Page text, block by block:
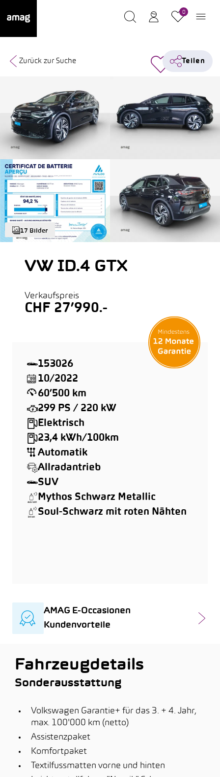
0
17 Bilder
Zurück zur Suche Teilen
VW ID.4 GTX
Verkaufspreis
CHF 27’990.-
153026
10/2022
60’500 km
299 PS / 220 kW
Elektrisch
23,4 kWh/100km
Automatik
Allradantrieb
SUV
Mythos Schwarz Metallic
Soul-Schwarz mit roten Nähten
AMAG E-Occasionen
Kundenvorteile
Fahrzeugdetails
Sonderausstattung
Volkswagen Garantie+ für das 3. + 4. Jahr,
max. 100'000 km (netto)
Assistenzpaket
Komfortpaket
Textilfussmatten vorne und hinten